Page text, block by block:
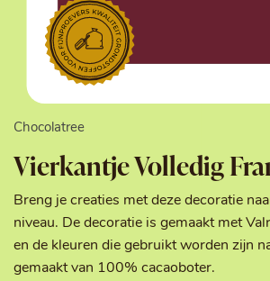
Chocolatree
Vierkantje Volledig
Breng je creaties met deze decoratie
niveau. De decoratie is gemaakt met
en de kleuren die gebruikt worden zijn
gemaakt van 100% cacaoboter.